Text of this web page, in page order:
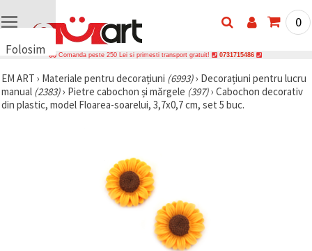
Folosim
uri
🍪 Folosim
cookie-uri
0
Comanda peste 250 Lei si primesti transport gratuit! 0731715486
EM ART › Materiale pentru decorațiuni (6993)› Decorațiuni pentru lucru
manual (2383)› Pietre cabochon și mărgele (397)› Cabochon decorativ
din plastic, model Floarea-soarelui, 3,7x0,7 cm, set 5 buc.